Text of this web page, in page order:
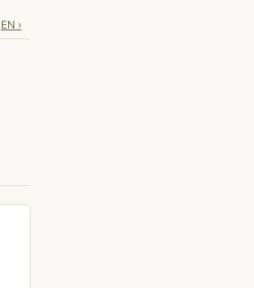
EN ›